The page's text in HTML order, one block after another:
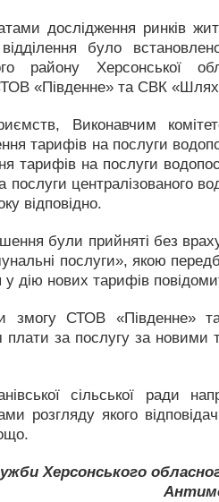
дослідження ринків
було
району Херсонської
«Південне» та СВК «Шлях
Виконавчим
тарифів на послуги
тарифів на послуги
централізованого
відповідно.
були прийняті без
послуги», якою
дію нових тарифів
змогу СТОВ
плати за послугу за
сільської ради
розгляду якого
Херсонського